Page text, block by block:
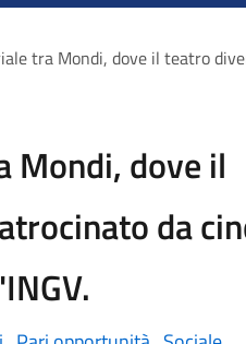
tra Mondi, dove il teatro
Mondi, dove il
da